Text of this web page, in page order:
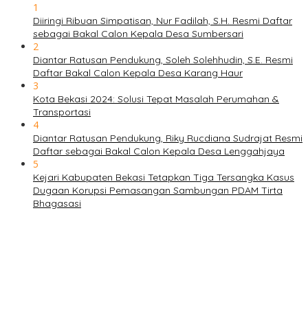
1
Diiringi Ribuan Simpatisan, Nur Fadilah, S.H. Resmi Daftar
sebagai Bakal Calon Kepala Desa Sumbersari
2
Diantar Ratusan Pendukung, Soleh Solehhudin, S.E. Resmi
Daftar Bakal Calon Kepala Desa Karang Haur
3
Kota Bekasi 2024: Solusi Tepat Masalah Perumahan &
Transportasi
4
Diantar Ratusan Pendukung, Riky Rucdiana Sudrajat Resmi
Daftar sebagai Bakal Calon Kepala Desa Lenggahjaya
5
Kejari Kabupaten Bekasi Tetapkan Tiga Tersangka Kasus
Dugaan Korupsi Pemasangan Sambungan PDAM Tirta
Bhagasasi